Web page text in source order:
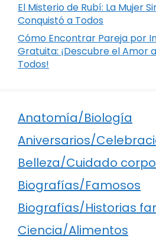
El Misterio de Rubí: La Mujer
Conquistó a Todos
Cómo Encontrar Pareja por
Gratuita: ¡Descubre el Amor
Todos!
Anatomía/Biología
Aniversarios/
Belleza/Cuidado
Biografías/Famosos
Biografías/Historias
Ciencia/Alimentos